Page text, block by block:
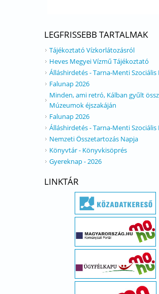
LEGFRISSEBB TARTALMAK
Tájékoztató Vízkorlátozásról
Heves Megyei Vízmű Tájékoztató
Álláshirdetés - Tarna-Menti
Falunap 2026
Minden, ami retró, Kálban gyűlt
Múzeumok éjszakáján
Falunap 2026
Álláshirdetés - Tarna-Menti
Nemzeti Összetartozás Napja
Könyvtár - Könyvkisöprés
Gyereknap - 2026
LINKTÁR